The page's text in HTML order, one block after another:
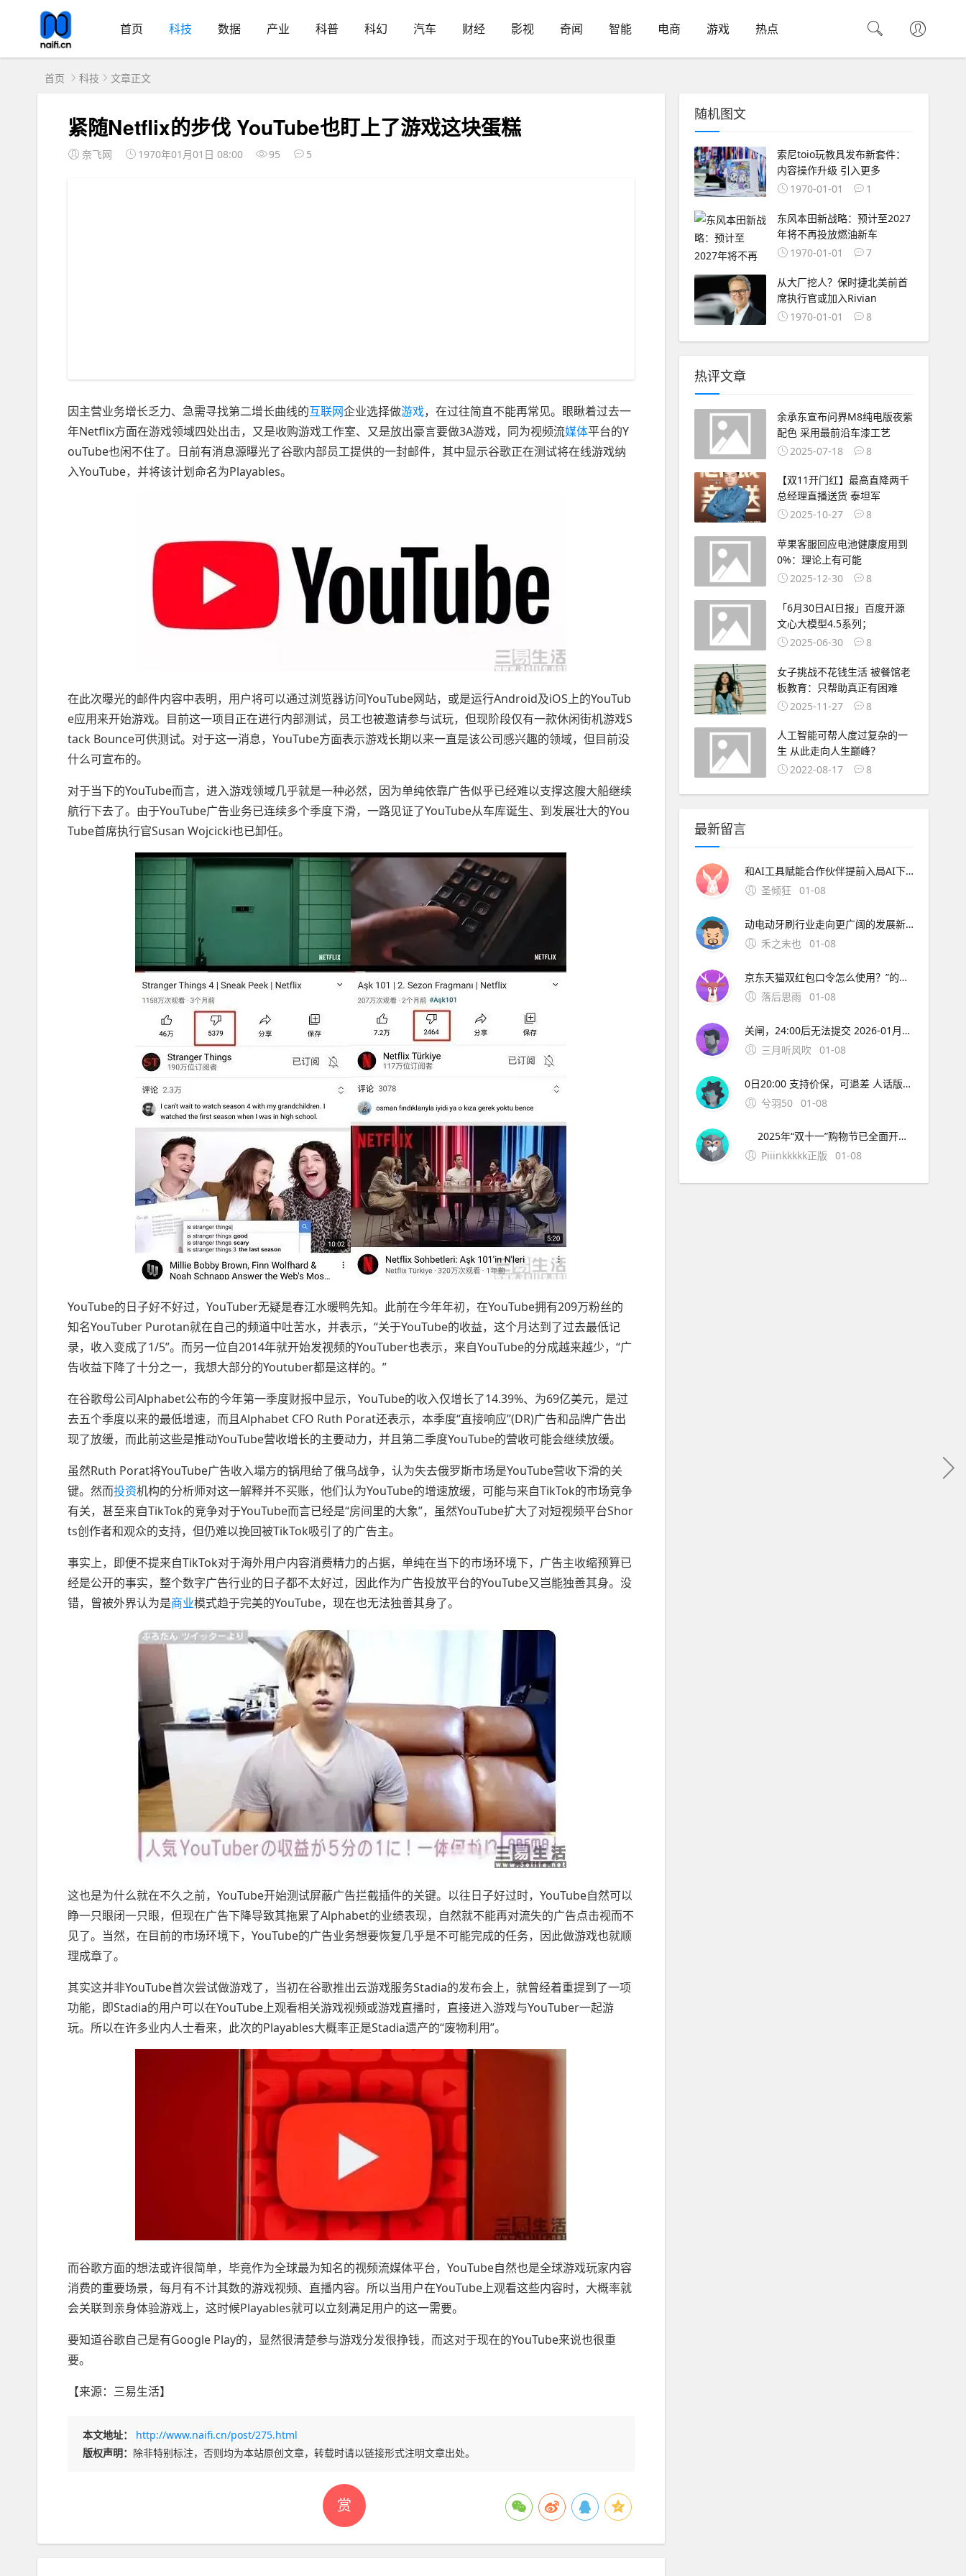
首页 科技 数据 产业 科普 科幻 汽车 财经 影视 奇闻 智能 电商 游戏 热点
首页 科技 文章正文
紧随Netflix的步伐 YouTube也盯上了游戏这块蛋糕
奈飞网 1970年01月01日 08:00 95 5
因主营业务增长乏力、急需寻找第二增长曲线的互联网企业选择做游戏，在过往简直不能再常见。眼瞅着过去一
年Netflix方面在游戏领域四处出击，又是收购游戏工作室、又是放出豪言要做3A游戏，同为视频流媒体平台的Y
ouTube也闲不住了。日前有消息源曝光了谷歌内部员工提供的一封邮件，其中显示谷歌正在测试将在线游戏纳
入YouTube，并将该计划命名为Playables。
在此次曝光的邮件内容中表明，用户将可以通过浏览器访问YouTube网站，或是运行Android及iOS上的YouTub
e应用来开始游戏。目前这一项目正在进行内部测试，员工也被邀请参与试玩，但现阶段仅有一款休闲街机游戏S
tack Bounce可供测试。对于这一消息，YouTube方面表示游戏长期以来一直是该公司感兴趣的领域，但目前没
什么可宣布的。
对于当下的YouTube而言，进入游戏领域几乎就是一种必然，因为单纯依靠广告似乎已经难以支撑这艘大船继续
航行下去了。由于YouTube广告业务已连续多个季度下滑，一路见证了YouTube从车库诞生、到发展壮大的You
Tube首席执行官Susan Wojcicki也已卸任。
YouTube的日子好不好过，YouTuber无疑是春江水暖鸭先知。此前在今年年初，在YouTube拥有209万粉丝的
知名YouTuber Purotan就在自己的频道中吐苦水，并表示，“关于YouTube的收益，这个月达到了过去最低记
录，收入变成了1/5”。而另一位自2014年就开始发视频的YouTuber也表示，来自YouTube的分成越来越少，“广
告收益下降了十分之一，我想大部分的Youtuber都是这样的。”
在谷歌母公司Alphabet公布的今年第一季度财报中显示，YouTube的收入仅增长了14.39%、为69亿美元，是过
去五个季度以来的最低增速，而且Alphabet CFO Ruth Porat还表示，本季度“直接响应”(DR)广告和品牌广告出
现了放缓，而此前这些是推动YouTube营收增长的主要动力，并且第二季度YouTube的营收可能会继续放缓。
虽然Ruth Porat将YouTube广告收入塌方的锅甩给了俄乌战争，认为失去俄罗斯市场是YouTube营收下滑的关
键。然而投资机构的分析师对这一解释并不买账，他们认为YouTube的增速放缓，可能与来自TikTok的市场竞争
有关，甚至来自TikTok的竞争对于YouTube而言已经是“房间里的大象”，虽然YouTube扩大了对短视频平台Shor
ts创作者和观众的支持，但仍难以挽回被TikTok吸引了的广告主。
事实上，即便不提来自TikTok对于海外用户内容消费精力的占据，单纯在当下的市场环境下，广告主收缩预算已
经是公开的事实，整个数字广告行业的日子都不太好过，因此作为广告投放平台的YouTube又岂能独善其身。没
错，曾被外界认为是商业模式趋于完美的YouTube，现在也无法独善其身了。
这也是为什么就在不久之前，YouTube开始测试屏蔽广告拦截插件的关键。以往日子好过时，YouTube自然可以
睁一只眼闭一只眼，但现在广告下降导致其拖累了Alphabet的业绩表现，自然就不能再对流失的广告点击视而不
见了。当然，在目前的市场环境下，YouTube的广告业务想要恢复几乎是不可能完成的任务，因此做游戏也就顺
理成章了。
其实这并非YouTube首次尝试做游戏了，当初在谷歌推出云游戏服务Stadia的发布会上，就曾经着重提到了一项
功能，即Stadia的用户可以在YouTube上观看相关游戏视频或游戏直播时，直接进入游戏与YouTuber一起游
玩。所以在许多业内人士看来，此次的Playables大概率正是Stadia遗产的“废物利用”。
而谷歌方面的想法或许很简单，毕竟作为全球最为知名的视频流媒体平台，YouTube自然也是全球游戏玩家内容
消费的重要场景，每月有不计其数的游戏视频、直播内容。所以当用户在YouTube上观看这些内容时，大概率就
会关联到亲身体验游戏上，这时候Playables就可以立刻满足用户的这一需要。
要知道谷歌自己是有Google Play的，显然很清楚参与游戏分发很挣钱，而这对于现在的YouTube来说也很重
要。
【来源：三易生活】
赏
本文地址：
http://www.naifi.cn/post/275.html
版权声明： 除非特别标注，否则均为本站原创文章，转载时请以链接形式注明文章出处。
随机图文
索尼toio玩教具发布新套件：
内容操作升级 引入更多
1970-01-01
1
东风本田新战略：预计至2027
年将不再投放燃油新车
1970-01-01
7
从大厂挖人？保时捷北美前首
席执行官或加入Rivian
1970-01-01
8
热评文章
余承东宣布问界M8纯电版夜紫
配色 采用最前沿车漆工艺
2025-07-18
8
【双11开门红】最高直降两千
总经理直播送货 泰坦军
2025-10-27
8
苹果客服回应电池健康度用到
0%：理论上有可能
2025-12-30
8
「6月30日AI日报」百度开源
文心大模型4.5系列；
2025-06-30
8
女子挑战不花钱生活 被餐馆老
板教育：只帮助真正有困难
2025-11-27
8
人工智能可帮人度过复杂的一
生 从此走向人生巅峰？
2022-08-17
8
最新留言
和AI工具赋能合作伙伴提前入局AI下半场。 AI分论坛：荣耀携手合作伙伴共建AI开放生态 随着全球首个具备自进化能力的AI智能体操作系统荣耀MagicOS 10发布， A
圣倾狂
01-08
动电动牙刷行业走向更广阔的发展新阶段。 技术的革命没有终点，每一次突破都让日常护理更高效、更舒适。锐舞电动牙刷通过气泡技术开创的护理新范式，正在重新定义人们对于口腔清洁的认知边界。 申请创业报道，分享创业好点子。，共同探讨创业新机遇！
禾之末也
01-08
京东天猫双红包口令怎么使用？”的全部内容了，如果你有什么不同的看法，快在评论区说出来吧。
落后思雨 01-08
关闸，24:00后无法提交 2026-01月10日：汽车补贴材料截止 记住：越早越全，越晚越没！12月网络拥堵、快递停运，别把自己拖到最后一天哭！ 七、彩蛋：评论区真实反馈，看完直接抄作业 @台州网友：报废了15年老凯越，换比亚迪海豹，2万补贴+4S店优惠2万
三月听风吹 01-08
0日20:00 支持价保，可退差 人话版： 急用？10月31日第一波开门红就冲，早买早发货。 不急？11月10日终极狂欢叠加红包雨+国补+满减，价格直接打骨折！ 二、2025年双十一超长战线表（建议截图） 阶段京东时间淘宝/天猫时间关键词 抢先购 10月9日-30日 10月15日-20
兮羽50 01-08
2025年“双十一”购物节已全面开启，京东与淘宝/天猫分别于10月9日和10月15日启动，活动将持续至11月14日，打造史上最长促销周期。今年双十一主打“超长周期+简化玩法+多重补贴”，不仅优惠时间更长，红包、满减、政府补贴等福利也层层叠加，堪称“史上最强
Piiinkkkkk正版
01-08